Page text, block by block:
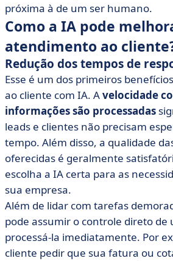
próxima à de um ser humano.
Como a IA pode
atendimento ao
Redução dos tempos de
Esse é um dos primeiros
ao cliente com IA. Avelocidade
informações são processadas
leads e clientes não precisam
tempo. Além disso, a qualidade
oferecidas é geralmente
escolha a IA certa para as
sua empresa.
Além de lidar com tarefas
pode assumir o controle direto de
processá-la imediatamente. Por
cliente pedir que sua fatura ou